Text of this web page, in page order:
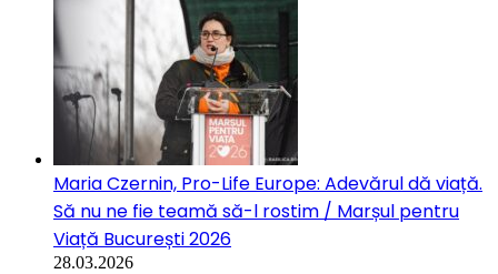
Maria Czernin, Pro-Life Europe: Adevărul dă viață.
Să nu ne fie teamă să-l rostim / Marșul pentru
Viață București 2026
28.03.2026